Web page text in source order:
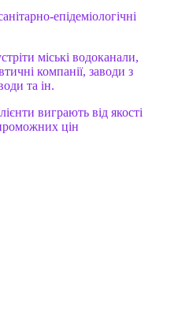
епідеміологічні
міські водоканали,
компанії, заводи з
та ін.
виграють від якості
цін